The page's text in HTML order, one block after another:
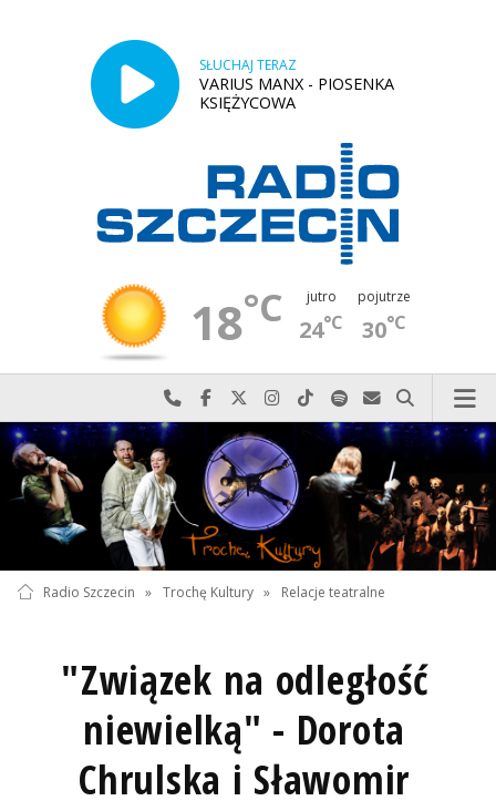
SŁUCHAJ TERAZ
VARIUS MANX - PIOSENKA
KSIĘŻYCOWA
18°C jutro
24°C
pojutrze
30°C
Najlepiej po prostu do nas zadzwoń
Odwiedź nas na Facebook-u
Odwiedź nas na X
Odwiedź nas na Instagram-ie
Odwiedź nas na TikTok-u
Szukaj nas na Spotify
Wyślij do nas
Szukaj
Radio Szczecin » Trochę Kultury » Relacje teatralne
"Związek na odległość
niewielką" - Dorota
Chrulska i Sławomir